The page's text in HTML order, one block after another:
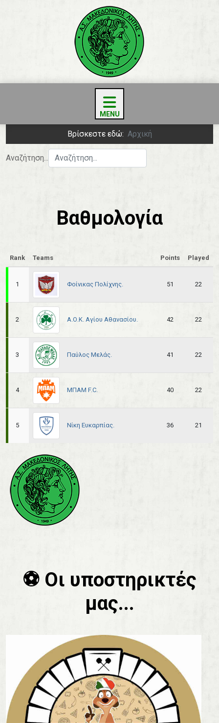
Βρίσκεστε εδώ: Αρχική
Αναζήτηση...
Βαθμολογία
Rank Teams Points Played
1 Φοίνικας Πολίχνης. 51 22
2 Α.Ο.Κ. Αγίου Αθανασίου. 42 22
3 Παύλος Μελάς. 41 22
4 ΜΠΑΜ F.C. 40 22
5 Νίκη Ευκαρπίας. 36 21
⚽️ Οι υποστηρικτές
μας...